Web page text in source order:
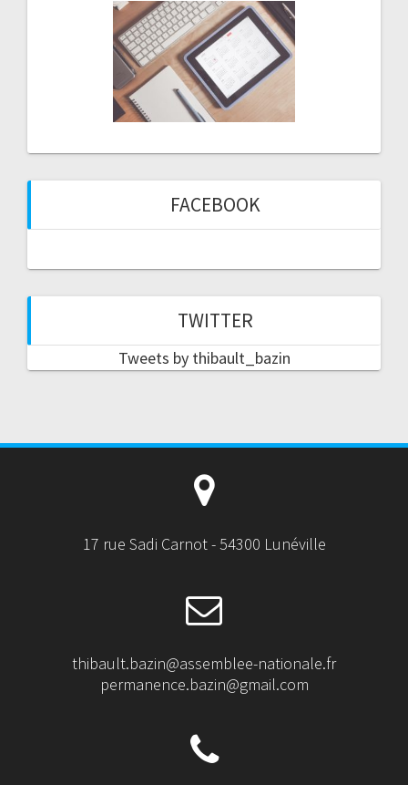
FACEBOOK
TWITTER
Tweets by thibault_bazin
17 rue Sadi Carnot - 54300 Lunéville
thibault.bazin@assemblee-nationale.fr
permanence.bazin@gmail.com